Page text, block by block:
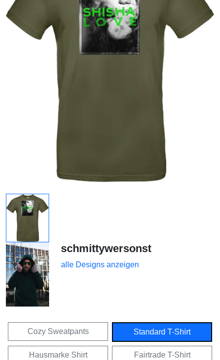
schmittywersonst
alle Designs anzeigen
Cozy Sweatpants Standard T-Shirt
Hausmarke Shirt Fairtrade T-Shirt